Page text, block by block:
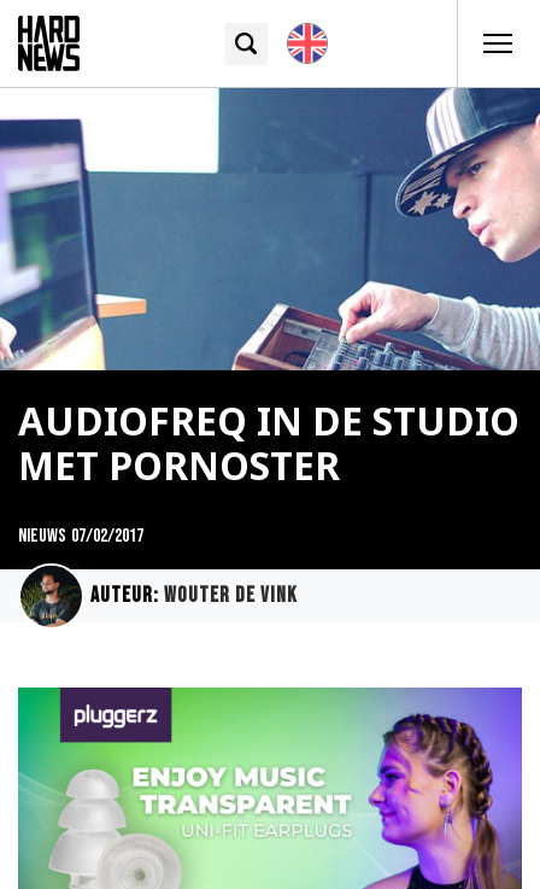
AUDIOFREQ IN DE STUDIO
MET PORNOSTER
Nieuws 07/02/2017
Auteur: Wouter de Vink